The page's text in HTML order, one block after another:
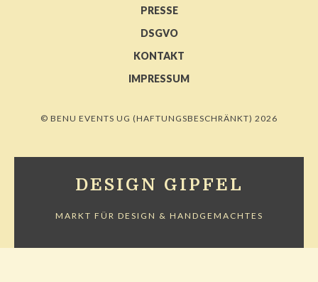
PRESSE
DSGVO
KONTAKT
IMPRESSUM
© BENU EVENTS UG (HAFTUNGSBESCHRÄNKT) 2026
DESIGN GIPFEL
MARKT FÜR DESIGN & HANDGEMACHTES